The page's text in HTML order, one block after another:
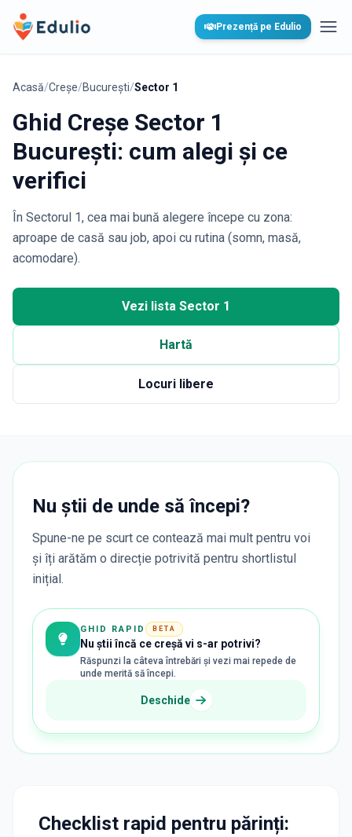
Edulio Prezență pe Edulio
Acasă/Creșe/București/Sector 1
Ghid Creșe Sector 1
București: cum alegi și ce
verifici
În Sectorul 1, cea mai bună alegere începe cu zona:
aproape de casă sau job, apoi cu rutina (somn, masă,
acomodare).
Vezi lista Sector 1
Hartă
Locuri libere
Nu știi de unde să începi?
Spune-ne pe scurt ce contează mai mult pentru voi
și îți arătăm o direcție potrivită pentru shortlistul
inițial.
GHID RAPID BETA
Nu știi încă ce creșă vi s-ar potrivi?
Răspunzi la câteva întrebări și vezi mai repede de
unde merită să începi.
Deschide
Checklist rapid pentru părinți: